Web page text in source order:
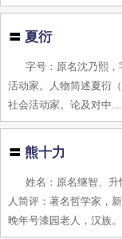
〓夏衍
字号：原名沈乃熙
活动家。人物简述夏衍
社会活动家。论及对中
〓熊十力
姓名：原名继智、
人简评：著名哲学家，
晚年号漆园老人，汉族